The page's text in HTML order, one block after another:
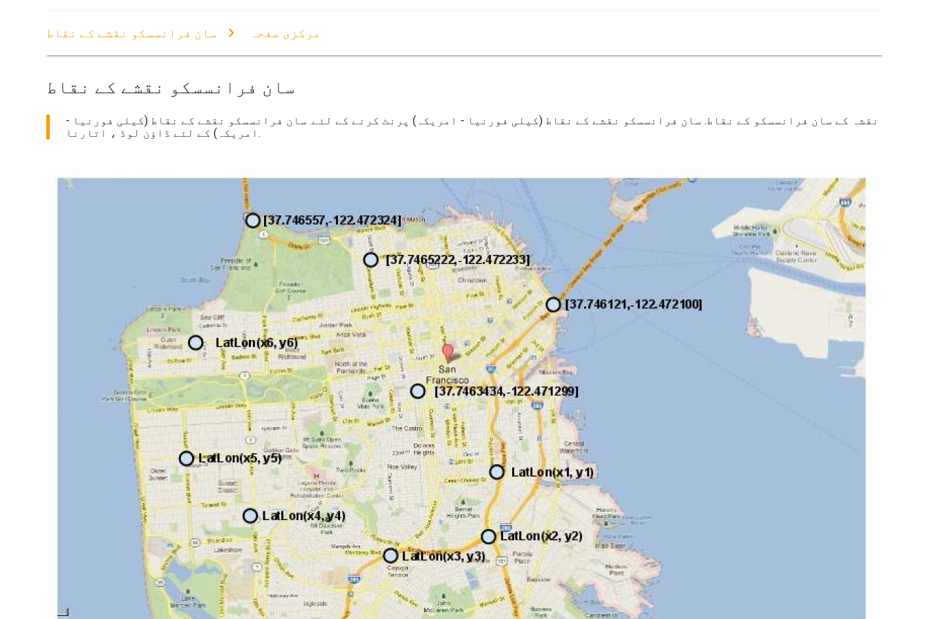
مرکزی صفحہ سان فرانسسکو نقشے کے نقاط
سان فرانسسکو نقشے کے نقاط
نقشہ کے سان فرانسسکو کے نقاط. سان فرانسسکو نقشے کے نقاط (کیلی فورنیا - امریکہ) پرنٹ کرنے کے لئے. سان فرانسسکو نقشے کے نقاط (کیلی فورنیا -
امریکہ) کے لئے ڈاؤن لوڈ ، اتارنا.